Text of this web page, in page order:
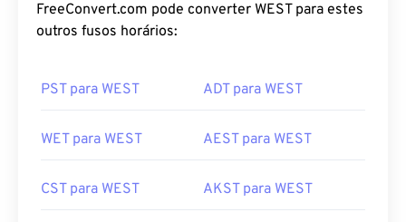
FreeConvert.com pode converter WEST para estes
outros fusos horários:
PST para WEST ADT para WEST
WET para WEST AEST para WEST
CST para WEST AKST para WEST